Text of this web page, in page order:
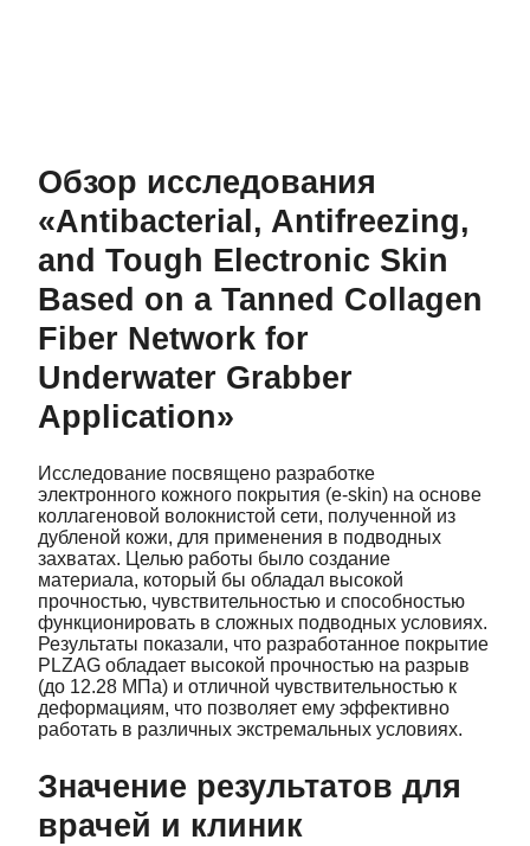
Обзор исследования
«Antibacterial, Antifreezing,
and Tough Electronic Skin
Based on a Tanned Collagen
Fiber Network for
Underwater Grabber
Application»
Исследование посвящено разработке
электронного кожного покрытия (e-skin) на основе
коллагеновой волокнистой сети, полученной из
дубленой кожи, для применения в подводных
захватах. Целью работы было создание
материала, который бы обладал высокой
прочностью, чувствительностью и способностью
функционировать в сложных подводных условиях.
Результаты показали, что разработанное покрытие
PLZAG обладает высокой прочностью на разрыв
(до 12.28 МПа) и отличной чувствительностью к
деформациям, что позволяет ему эффективно
работать в различных экстремальных условиях.
Значение результатов для
врачей и клиник